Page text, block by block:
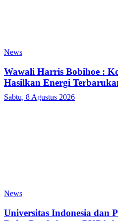
News
Wawali Harris Bobihoe :
Hasilkan Energi
Sabtu, 8 Agustus 2026
News
Universitas Indonesia dan